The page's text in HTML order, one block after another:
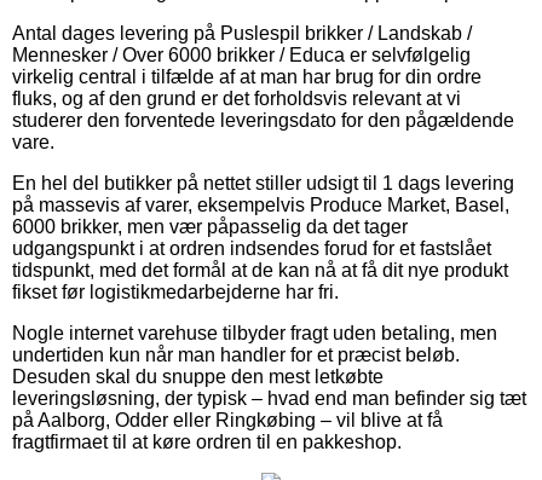
Antal dages levering på Puslespil brikker / Landskab /
Mennesker / Over 6000 brikker / Educa er selvfølgelig
virkelig central i tilfælde af at man har brug for din ordre
fluks, og af den grund er det forholdsvis relevant at vi
studerer den forventede leveringsdato for den pågældende
vare.
En hel del butikker på nettet stiller udsigt til 1 dags levering
på massevis af varer, eksempelvis Produce Market, Basel,
6000 brikker, men vær påpasselig da det tager
udgangspunkt i at ordren indsendes forud for et fastslået
tidspunkt, med det formål at de kan nå at få dit nye produkt
fikset før logistikmedarbejderne har fri.
Nogle internet varehuse tilbyder fragt uden betaling, men
undertiden kun når man handler for et præcist beløb.
Desuden skal du snuppe den mest letkøbte
leveringsløsning, der typisk – hvad end man befinder sig tæt
på Aalborg, Odder eller Ringkøbing – vil blive at få
fragtfirmaet til at køre ordren til en pakkeshop.